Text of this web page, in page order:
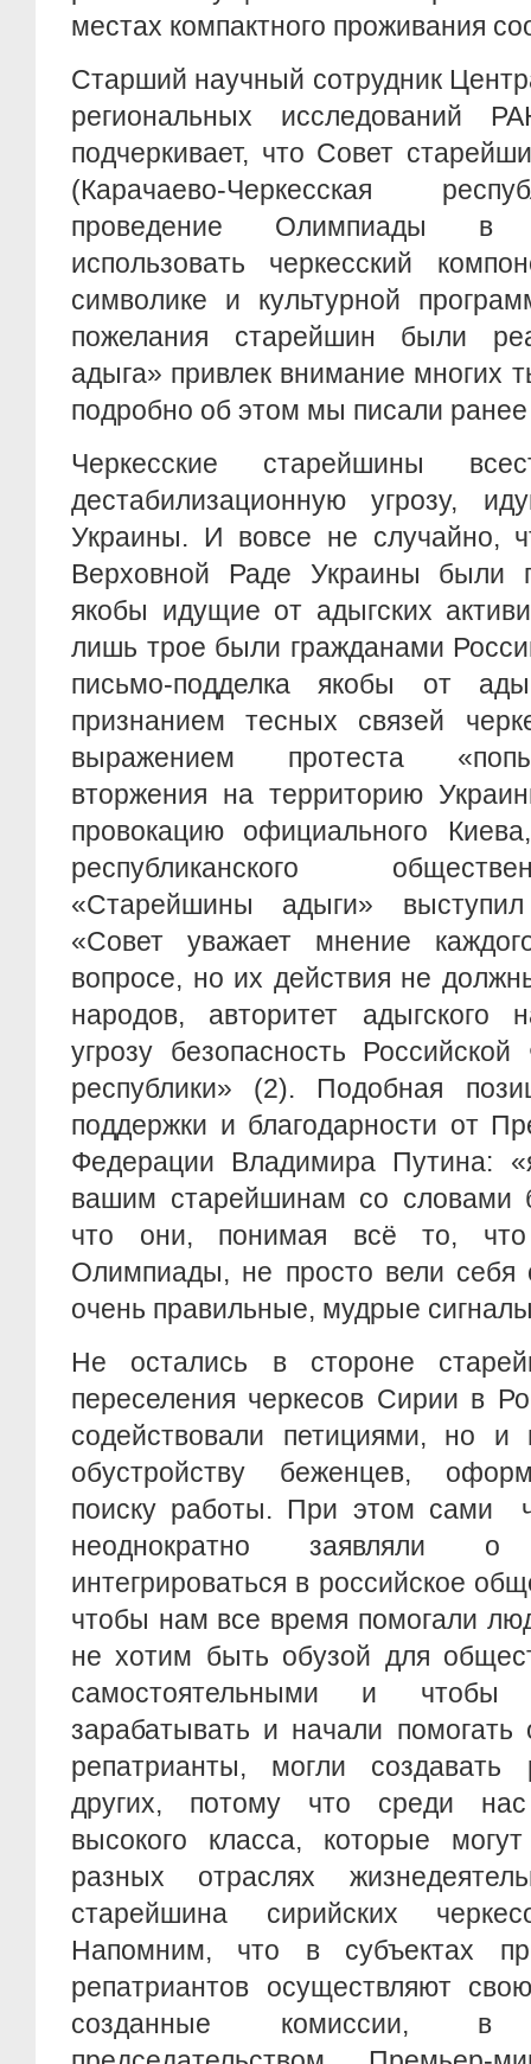
местах компактного проживания
Старший научный сотрудник
региональных исследований
подчеркивает, что Совет
(Карачаево-Черкесская
проведение Олимпиады в
использовать черкесский
символике и культурной
пожелания старейшин были
адыга» привлек внимание многих
подробно об этом мы писали
Черкесские старейшины
дестабилизационную угрозу,
Украины. И вовсе не случайно,
Верховной Раде Украины были
якобы идущие от адыгских
лишь трое были гражданами
письмо-подделка якобы от
признанием тесных связей
выражением протеста
вторжения на территорию
провокацию официального
республиканского
«Старейшины адыги»
«Совет уважает мнение
вопросе, но их действия не
народов, авторитет адыгского
угрозу безопасность
республики» (2). Подобная
поддержки и благодарности от
Федерации Владимира Путина:
вашим старейшинам со словами
что они, понимая всё то, что
Олимпиады, не просто вели себя
очень правильные, мудрые
Не остались в стороне
переселения черкесов Сирии в
содействовали петициями, но и
обустройству беженцев,
поиску работы. При этом сами
неоднократно заявляли
интегрироваться в российское
чтобы нам все время помогали
не хотим быть обузой для
самостоятельными и
зарабатывать и начали
репатрианты, могли
других, потому что среди
высокого класса, которые
разных отраслях
старейшина сирийских
Напомним, что в субъектах
репатриантов осуществляют
созданные комиссии, в